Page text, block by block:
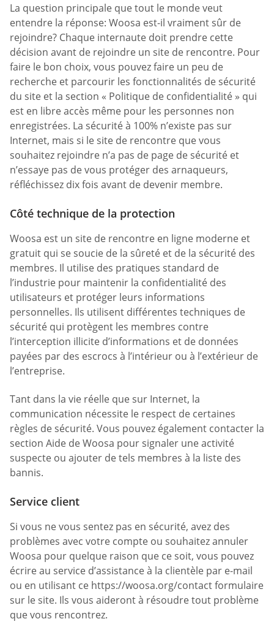
La question principale que tout le monde veut
entendre la réponse: Woosa est-il vraiment sûr de
rejoindre? Chaque internaute doit prendre cette
décision avant de rejoindre un site de rencontre. Pour
faire le bon choix, vous pouvez faire un peu de
recherche et parcourir les fonctionnalités de sécurité
du site et la section « Politique de confidentialité » qui
est en libre accès même pour les personnes non
enregistrées. La sécurité à 100% n’existe pas sur
Internet, mais si le site de rencontre que vous
souhaitez rejoindre n’a pas de page de sécurité et
n’essaye pas de vous protéger des arnaqueurs,
réfléchissez dix fois avant de devenir membre.
Côté technique de la protection
Woosa est un site de rencontre en ligne moderne et
gratuit qui se soucie de la sûreté et de la sécurité des
membres. Il utilise des pratiques standard de
l’industrie pour maintenir la confidentialité des
utilisateurs et protéger leurs informations
personnelles. Ils utilisent différentes techniques de
sécurité qui protègent les membres contre
l’interception illicite d’informations et de données
payées par des escrocs à l’intérieur ou à l’extérieur de
l’entreprise.
Tant dans la vie réelle que sur Internet, la
communication nécessite le respect de certaines
règles de sécurité. Vous pouvez également contacter la
section Aide de Woosa pour signaler une activité
suspecte ou ajouter de tels membres à la liste des
bannis.
Service client
Si vous ne vous sentez pas en sécurité, avez des
problèmes avec votre compte ou souhaitez annuler
Woosa pour quelque raison que ce soit, vous pouvez
écrire au service d’assistance à la clientèle par e-mail
ou en utilisant ce https://woosa.org/contact formulaire
sur le site. Ils vous aideront à résoudre tout problème
que vous rencontrez.